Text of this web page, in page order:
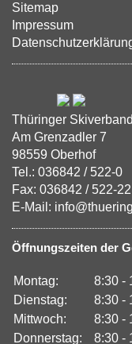
Sitemap
Impressum
Thüringer
Am Grenzadler 7
98559 Oberhof
Tel.: 036842 / 522-0
Fax: 036842 / 522-22
E-Mail:
Öffnungszeiten der
Montag:
8:30 -
Dienstag:
8:30 -
Mittwoch:
8:30 -
Donnerstag:
8:30 -